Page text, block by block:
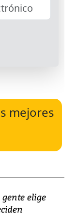
mejores
elige